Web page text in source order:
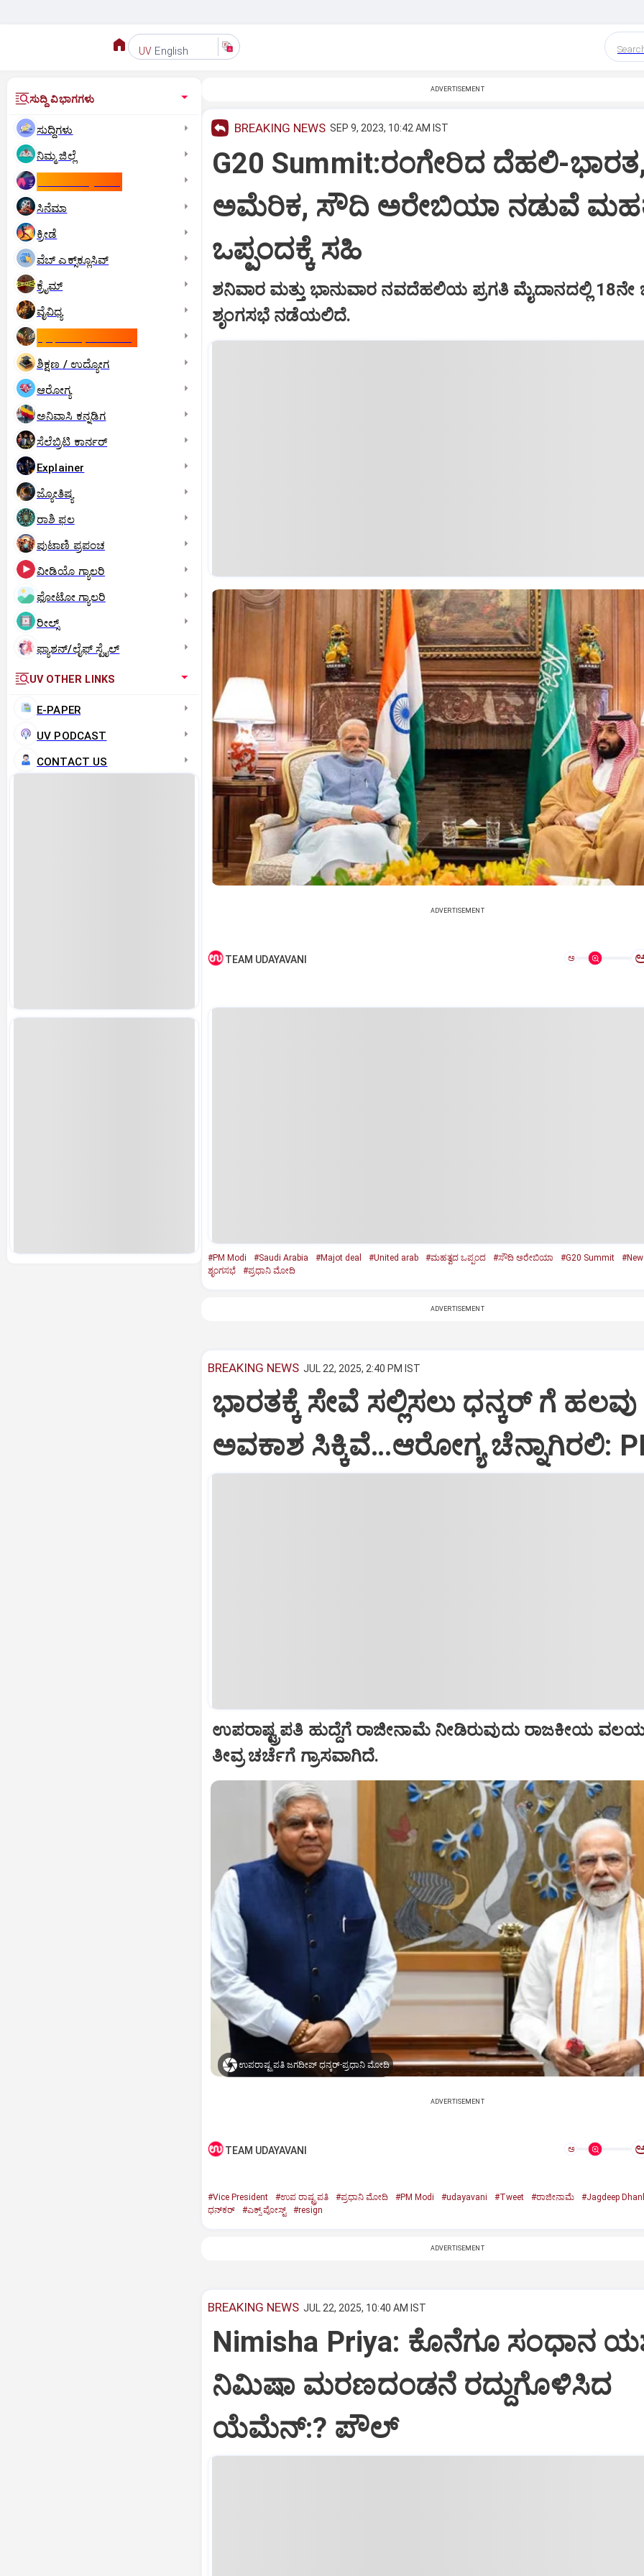
UV English
ಸುದ್ದಿ ವಿಭಾಗಗಳು
ಸುದ್ದಿಗಳು
ನಿಮ್ಮ ಜಿಲ್ಲೆ
ಸಿನೆಮಾ
ಕ್ರೀಡೆ
ವೆಬ್ ಎಕ್ಸ್‌ಕ್ಲೂಸಿವ್
ಕ್ರೈಮ್
ವೈವಿಧ್ಯ
ಶಿಕ್ಷಣ / ಉದ್ಯೋಗ
ಆರೋಗ್ಯ
ಅನಿವಾಸಿ ಕನ್ನಡಿಗ
ಸೆಲೆಬ್ರಿಟಿ ಕಾರ್ನರ್‌
Explainer
ಜ್ಯೋತಿಷ್ಯ
ರಾಶಿ ಫಲ
ಪುಟಾಣಿ ಪ್ರಪಂಚ
ವೀಡಿಯೊ ಗ್ಯಾಲರಿ
ಫೋಟೋ ಗ್ಯಾಲರಿ
ರೀಲ್ಸ್
ಫ್ಯಾಶನ್/ಲೈಫ್‌ ಸ್ಟೈಲ್
UV OTHER LINKS
E-PAPER
UV PODCAST
CONTACT US
ADVERTISEMENT
BREAKING NEWS SEP 9, 2023, 10:42 AM IST
G20 Summit:ರಂಗೇರಿದ ದೆಹಲಿ-
ಅಮೆರಿಕ, ಸೌದಿ ಅರೇಬಿಯಾ ನಡುವೆ
ಒಪ್ಪಂದಕ್ಕೆ ಸಹಿ
ಶನಿವಾರ ಮತ್ತು ಭಾನುವಾರ ನವದೆಹಲಿಯ ಪ್ರಗತಿ ಮೈದಾನದಲ್ಲಿ 18ನೇ
ಶೃಂಗಸಭೆ ನಡೆಯಲಿದೆ.
ADVERTISEMENT
TEAM UDAYAVANI ಅ
#PM Modi #Saudi Arabia #Majot deal #United arab #ಮಹತ್ವದ ಒಪ್ಪಂದ #ಸೌದಿ ಅರೇಬಿಯಾ #G20 Summit
ಶೃಂಗಸಭೆ
#ಪ್ರಧಾನಿ ಮೋದಿ
ADVERTISEMENT
BREAKING NEWS JUL 22, 2025, 2:40 PM IST
ಭಾರತಕ್ಕೆ ಸೇವೆ ಸಲ್ಲಿಸಲು ಧನ್ಕರ್‌ ಗೆ ಹಲವು
ಅವಕಾಶ ಸಿಕ್ಕಿವೆ…ಆರೋಗ್ಯ ಚೆನ್ನಾಗಿರಲಿ:
ಉಪರಾಷ್ಟ್ರಪತಿ ಹುದ್ದೆಗೆ ರಾಜೀನಾಮೆ ನೀಡಿರುವುದು ರಾಜಕೀಯ
ತೀವ್ರ ಚರ್ಚೆಗೆ ಗ್ರಾಸವಾಗಿದೆ.
ಉಪರಾಷ್ಟ್ರಪತಿ ಜಗದೀಪ್‌ ಧನ್ಕರ್-ಪ್ರಧಾನಿ ಮೋದಿ
ADVERTISEMENT
TEAM UDAYAVANI ಅ
#Vice President #ಉಪ ರಾಷ್ಟ್ರಪತಿ #ಪ್ರಧಾನಿ ಮೋದಿ #PM Modi #udayavani #Tweet #ರಾಜೀನಾಮೆ
#Jagdeep
ಧನ್‌ಕರ್‌
#ಎಕ್ಸ್‌ ಪೋಸ್ಟ್ #resign
ADVERTISEMENT
BREAKING NEWS JUL 22, 2025, 10:40 AM IST
Nimisha Priya: ಕೊನೆಗೂ ಸಂಧಾನ
ನಿಮಿಷಾ ಮರಣದಂಡನೆ ರದ್ದುಗೊಳಿಸಿದ
ಯೆಮೆನ್:? ಪೌಲ್